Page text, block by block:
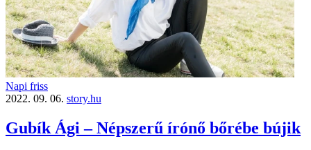
Napi friss
2022. 09. 06. story.hu
Gubík Ági – Népszerű írónő bőrébe bújik